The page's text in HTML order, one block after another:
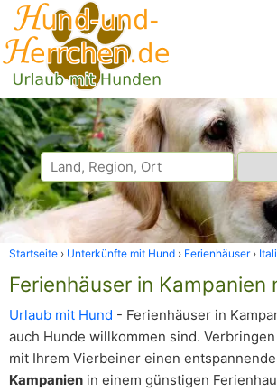
Startseite Unterkünfte mit Hund Ferienhäuser
Ferienhäuser in Kampanien
Urlaub mit Hund - Ferienhäuser in
auch Hunde willkommen sind.
mit Ihrem Vierbeiner einen
Kampanien in einem günstigen